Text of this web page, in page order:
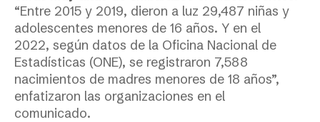
“Entre 2015 y 2019, dieron a luz 29,487 niñas y
adolescentes menores de 16 años. Y en el
2022, según datos de la Oficina Nacional de
Estadísticas (ONE), se registraron 7,588
nacimientos de madres menores de 18 años”,
enfatizaron las organizaciones en el
comunicado.